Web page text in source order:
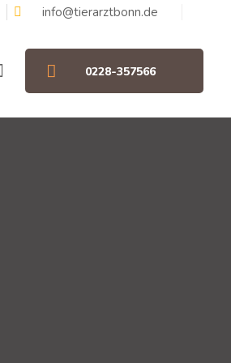
info@tierarztbonn.de
0228-357566